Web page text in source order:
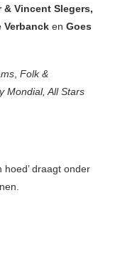
Vincent Slegers,
Verbanck en Goes
, Folk &
Mondial, All Stars
draagt onder